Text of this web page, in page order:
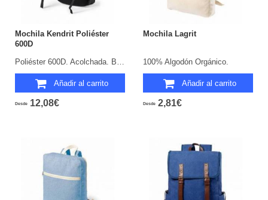
Mochila Kendrit Poliéster
600D
Poliéster 600D. Acolchada. Bolsillo Acolchado para Portátil y Tablet.
Añadir al carrito
Desde 12,08€
Mochila Lagrit
100% Algodón Orgánico.
Añadir al carrito
Desde 2,81€